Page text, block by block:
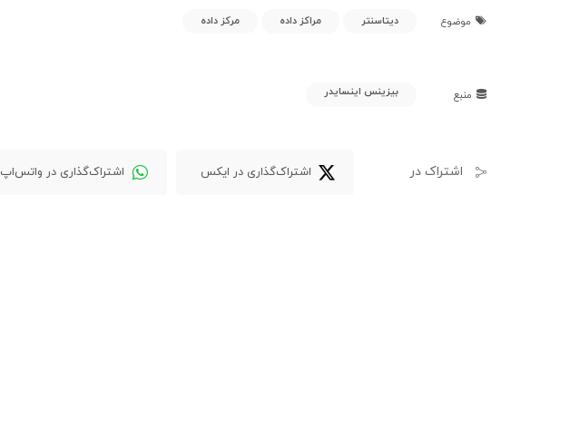
موضوع دیتاسنتر مراکز داده مرکز داده
منبع بیزینس اینسایدر
اشتراک در اشتراک‌گذاری در ایکس اشتراک‌گذاری در واتس‌اپ